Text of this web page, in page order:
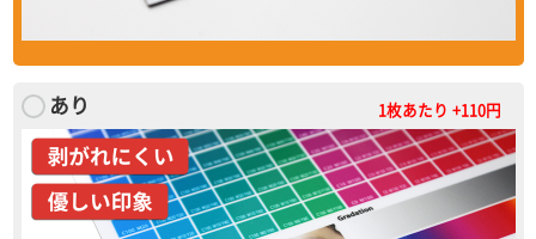
あり 1枚あたり +110円